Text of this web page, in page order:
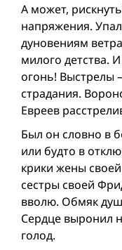
А может,
напряжения.
дуновениям
милого детства.
огонь! Выстрелы
страдания.
Евреев
Был он словно в
или будто в
крики жены
сестры своей
вволю. Обмяк
Сердце выронил
голод.